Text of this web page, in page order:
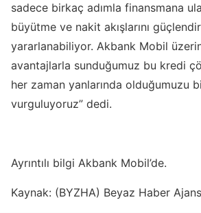
sadece birkaç adımla finansmana
büyütme ve nakit akışlarını
yararlanabiliyor. Akbank Mobil
avantajlarla sunduğumuz bu kredi
her zaman yanlarında olduğumuzu
vurguluyoruz” dedi.
Ayrıntılı bilgi Akbank Mobil’de.
Kaynak: (BYZHA) Beyaz Haber